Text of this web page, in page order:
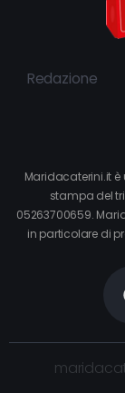
Redazione
Maridacaterini.it
stampa del
05263700659.
in particolare di